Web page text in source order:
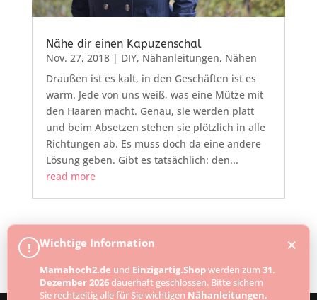
Nähe dir einen Kapuzenschal
Nov. 27, 2018| DIY, Nähanleitungen, Nähen
Draußen ist es kalt, in den Geschäften ist es
warm. Jede von uns weiß, was eine Mütze mit
den Haaren macht. Genau, sie werden platt
und beim Absetzen stehen sie plötzlich in alle
Richtungen ab. Es muss doch da eine andere
Lösung geben. Gibt es tatsächlich: den...
read more
« Older Entries
! Wichtige Information
Mamahoch2.de und Einzigartig.Shopwerden zum 31.
Dezember 2026dauerhaft geschlossen. Bitte sichern
Sie rechtzeitig alle für Sie wichtigen Nähanleitungen,
×